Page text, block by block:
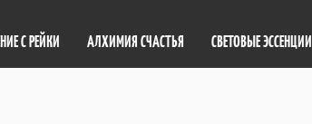
С РЕЙКИ АЛХИМИЯ СЧАСТЬЯ СВЕТОВЫЕ ЭССЕНЦИИ